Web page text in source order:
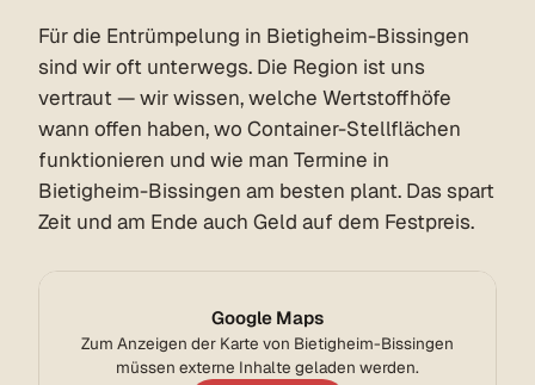
Für die Entrümpelung in Bietigheim-Bissingen
sind wir oft unterwegs. Die Region ist uns
vertraut — wir wissen, welche Wertstoffhöfe
wann offen haben, wo Container-Stellflächen
funktionieren und wie man Termine in
Bietigheim-Bissingen am besten plant. Das spart
Zeit und am Ende auch Geld auf dem Festpreis.
Google Maps
Zum Anzeigen der Karte von Bietigheim-Bissingen
müssen externe Inhalte geladen werden.